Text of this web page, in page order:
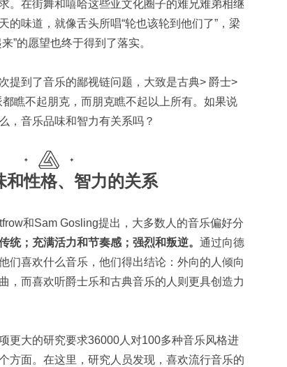
。在街舞和嘻哈这些亚文化圈子的难兄难弟相继
的味道，就像舌头所唱“轮也该轮到他们了”，梁
”的愿望也终于得到了落实。
提到了音乐的鄙视链问题，大致是古典> 爵士>
瞧不起朋克，而朋克瞧不起以上所有。如果说
，音乐品味和智力有关系吗？
和性格、智力的关系
和Sam Gosling提出，大多数人的音乐偏好分
统；充满活力和节奏感；强烈和叛逆。 通过向德
们喜欢什么音乐，他们得出结论：外向的人倾向
，而喜欢听爵士乐和古典音乐的人则更具创造力
更大的研究要求36000人对100多种音乐风格进
方面。在这里，研究人员发现，喜欢流行音乐的